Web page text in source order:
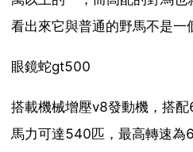
看出來它與普通的野馬不是一
眼鏡蛇gt500
搭載機械增壓v8發動機，搭
馬力可達540匹，最高轉速